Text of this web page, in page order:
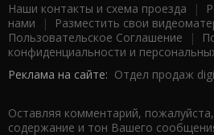
Наши контакты и схема проезда |
нами | Разместить свои
Пользовательское Соглашение |
конфиденциальности и
Реклама на сайте: Отдел продаж
Оставляя комментарий,
содержание и тон Вашего